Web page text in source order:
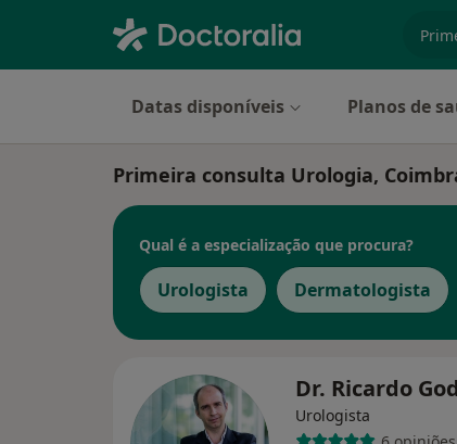
Datas disponíveis Planos de
Primeira consulta Urologia,
Qual é a especialização que procura?
Urologista Dermatologista
Dr. Ricardo
Urologista